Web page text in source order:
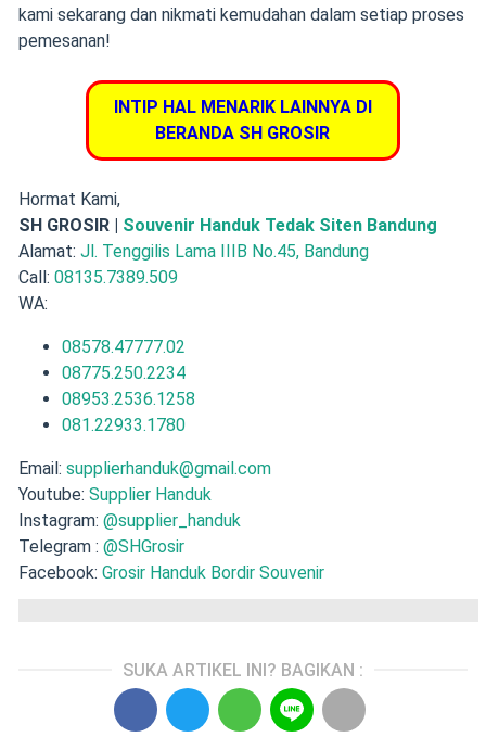
kami sekarang dan nikmati kemudahan dalam setiap proses
pemesanan!
INTIP HAL MENARIK LAINNYA DI
BERANDA SH GROSIR
Hormat Kami,
SH GROSIR | Souvenir Handuk Tedak Siten Bandung
Alamat: Jl. Tenggilis Lama IIIB No.45, Bandung
Call: 08135.7389.509
WA:
08578.47777.02
08775.250.2234
08953.2536.1258
081.22933.1780
Email: supplierhanduk@gmail.com
Youtube: Supplier Handuk
Instagram: @supplier_handuk
Telegram : @SHGrosir
Facebook: Grosir Handuk Bordir Souvenir
SUKA ARTIKEL INI? BAGIKAN :